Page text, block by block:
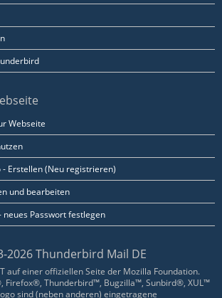
Webseite
Erstellen (Neu registrieren)
und bearbeiten
neues Passwort festlegen
2026 Thunderbird Mail DE
auf einer offiziellen Seite der Mozilla Foundation.
Firefox®, Thunderbird™, Bugzilla™, Sunbird®, XUL™
sind (neben anderen) eingetragene